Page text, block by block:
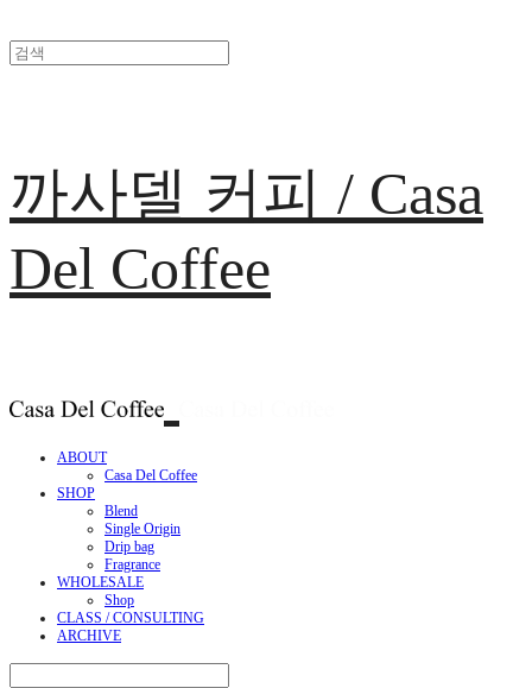
까사델 커피 / Casa
Del Coffee
ABOUT
Casa Del Coffee
SHOP
Blend
Single Origin
Drip bag
Fragrance
WHOLESALE
Shop
CLASS / CONSULTING
ARCHIVE